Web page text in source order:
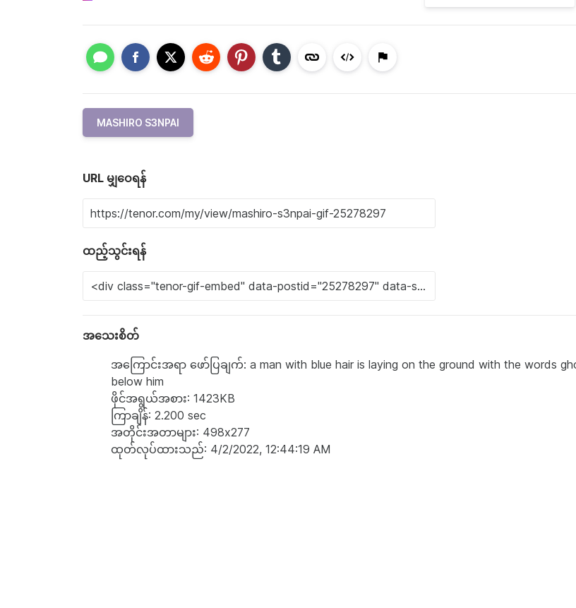
MASHIRO S3NPAI
URL မျှဝေရန်
ထည့်သွင်းရန်
အသေးစိတ်
အကြောင်းအရာ ဖော်ပြချက်: a man with blue hair is laying on the ground with the words
below him
ဖိုင်အရွယ်အစား: 1423KB
ကြာချိန်: 2.200 sec
အတိုင်းအတာများ: 498x277
ထုတ်လုပ်ထားသည်: 4/2/2022, 12:44:19 AM